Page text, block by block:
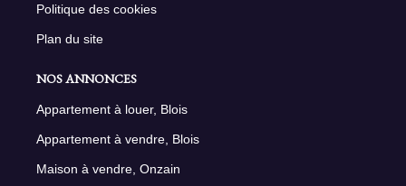
Politique des cookies
Plan du site
NOS ANNONCES
Appartement à louer, Blois
Appartement à vendre, Blois
Maison à vendre, Onzain